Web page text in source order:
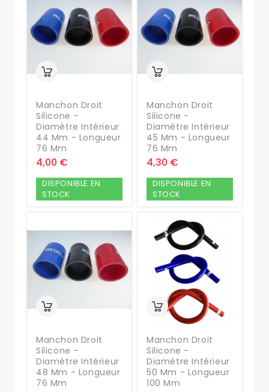
Manchon Droit
Silicone -
Diamètre Intérieur
44 Mm - Longueur
76 Mm
4,00 €
DISPONIBLE EN
STOCK
Manchon Droit
Silicone -
Diamètre Intérieur
45 Mm - Longueur
76 Mm
4,30 €
DISPONIBLE EN
STOCK
Manchon Droit
Silicone -
Diamètre Intérieur
48 Mm - Longueur
76 Mm
Manchon Droit
Silicone -
Diamètre Intérieur
50 Mm - Longueur
100 Mm